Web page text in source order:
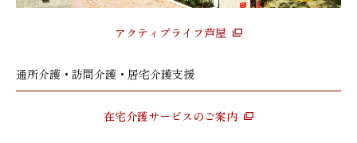
アクティブライフ芦屋
通所介護・訪問介護・居宅介護支援
在宅介護サービスのご案内